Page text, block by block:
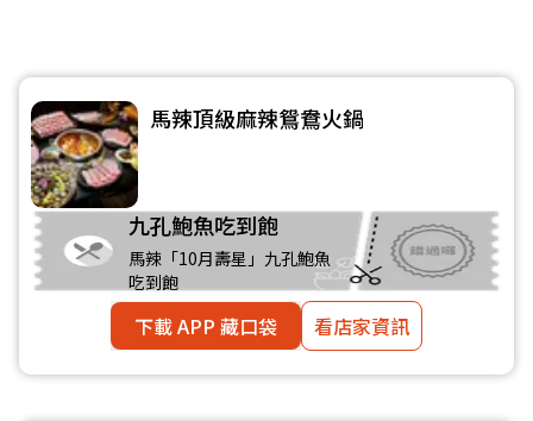
馬辣頂級麻辣鴛鴦火鍋
九孔鮑魚吃到飽
馬辣「10月壽星」九孔鮑魚
吃到飽
下載 APP 藏口袋 看店家資訊